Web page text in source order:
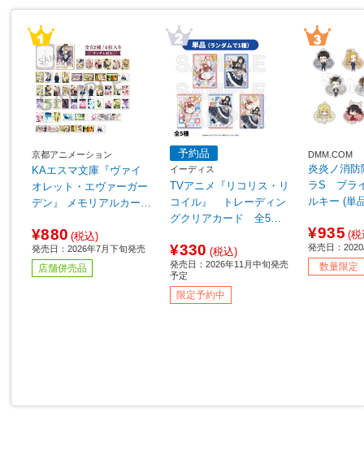
京都アニメーション
KAエスマ文庫『ヴァイ
オレット・エヴァーガー
デン』 メモリアルカード
売】【sof001】
¥880 (税込)
発売日：2026年7月下旬発売
店舗併売品
予約品
イーディス
TVアニメ『リコリス・リ
コイル』 トレーディン
グクリアカード 全5種
メ『リコリス・リコイ
ル』フェア特典対象
¥330 (税込)
発売日：2026年11月中旬発売
予定
限定予約中
DMM.COM
炎炎ノ消
ラS ブラ
ルキー (単
¥935 (税
発売日：
数量限定